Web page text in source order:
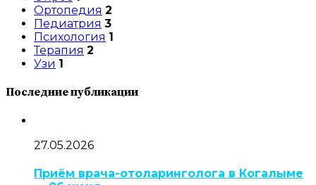
Ортопедия 2
Педиатрия 3
Психология 1
Терапия 2
Узи 1
Последние публикации
27.05.2026
Приём врача-отоларинголога в Когалыме